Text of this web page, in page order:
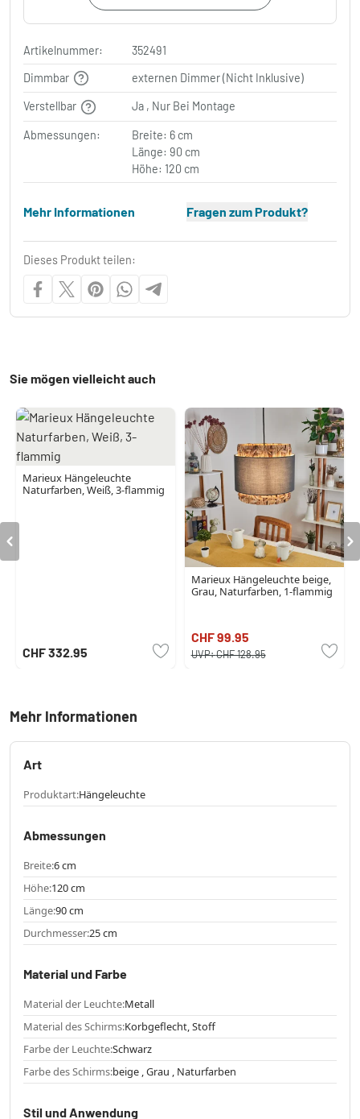
Artikelnummer:
352491
Dimmbar
externen Dimmer (Nicht Inklusive)
Verstellbar Ja , Nur Bei Montage
Abmessungen:
Breite: 6 cm
Länge: 90 cm
Höhe: 120 cm
Mehr Informationen Fragen zum Produkt?
Dieses Produkt teilen:
Sie mögen vielleicht auch
Marieux Hängeleuchte
Naturfarben, Weiß, 3-flammig
CHF 332.95
Marieux Hängeleuchte beige,
Grau, Naturfarben, 1-flammig
CHF 99.95
UVP:CHF 128.95
Mehr Informationen
Art
Produktart:Hängeleuchte
Abmessungen
Breite:6 cm
Höhe:120 cm
Länge:90 cm
Durchmesser:25 cm
Material und Farbe
Material der Leuchte:Metall
Material des Schirms:Korbgeflecht, Stoff
Farbe der Leuchte:Schwarz
Farbe des Schirms:beige , Grau , Naturfarben
Stil und Anwendung